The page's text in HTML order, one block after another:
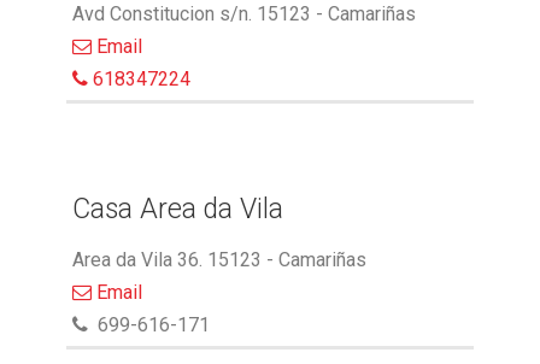
Avd Constitucion s/n. 15123 - Camariñas
Email
618347224
Casa Area da Vila
Area da Vila 36. 15123 - Camariñas
Email
699-616-171